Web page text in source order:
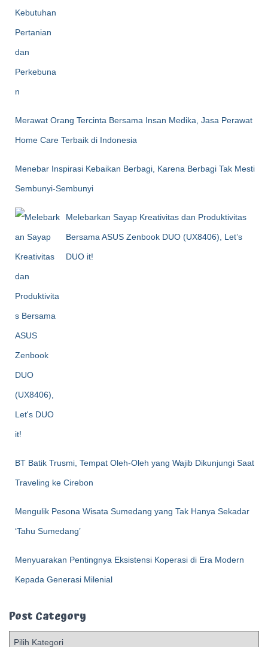
Merawat Orang Tercinta Bersama Insan Medika, Jasa Perawat
Home Care Terbaik di Indonesia
Menebar Inspirasi Kebaikan Berbagi, Karena Berbagi Tak Mesti
Sembunyi-Sembunyi
Melebarkan Sayap Kreativitas dan Produktivitas
Bersama ASUS Zenbook DUO (UX8406), Let’s
DUO it!
BT Batik Trusmi, Tempat Oleh-Oleh yang Wajib Dikunjungi Saat
Traveling ke Cirebon
Mengulik Pesona Wisata Sumedang yang Tak Hanya Sekadar
‘Tahu Sumedang’
Menyuarakan Pentingnya Eksistensi Koperasi di Era Modern
Kepada Generasi Milenial
Post Category